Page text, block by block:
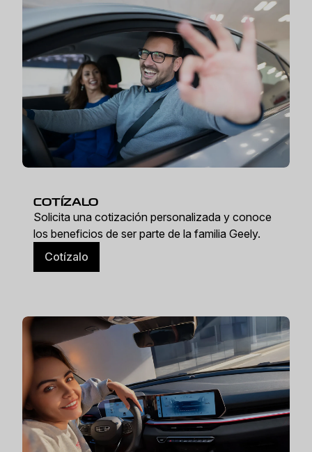
COTÍZALO
Solicita una cotización personalizada y conoce
los beneficios de ser parte de la familia Geely.
Cotízalo